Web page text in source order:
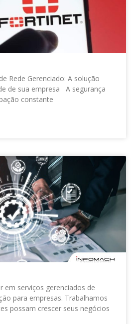
Rede Gerenciado: A solução
de sua empresa A segurança
constante
em serviços gerenciados de
para empresas. Trabalhamos
possam crescer seus negócios